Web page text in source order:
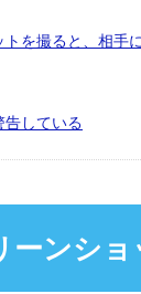
を撮ると、相手
告している
ンシ